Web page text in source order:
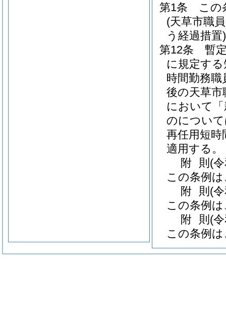
第1条
この
(天草市職
う経過措置)
第12条
暫
に規定す
時間勤務
後の天草市
において
のについ
再任用短
適用する。
附 則 (
この条例
附 則 (
この条例
附 則 (
この条例